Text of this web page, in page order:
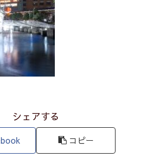
シェアする
コピー